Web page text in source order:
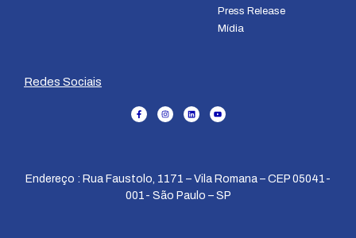
Press Release
Mídia
Redes Sociais
Endereço : Rua Faustolo, 1171 – Vila Romana – CEP 05041-
001- São Paulo – SP